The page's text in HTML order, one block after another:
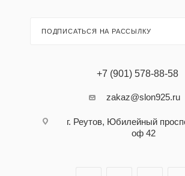
ПОДПИСАТЬСЯ НА РАССЫЛКУ
+7 (901) 578-88-58
zakaz@slon925.ru
г. Реутов, Юбилейный
оф 42